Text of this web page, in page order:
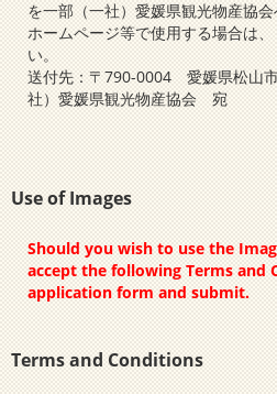
を一部（一社）愛媛県観光物産協会
ホームページ等で使用する場合は
い。
送付先：〒790-0004 愛媛県松山
社）愛媛県観光物産協会 宛
Use of Images
Should you wish to use the
accept the following Terms and
application form and submit.
Terms and Conditions